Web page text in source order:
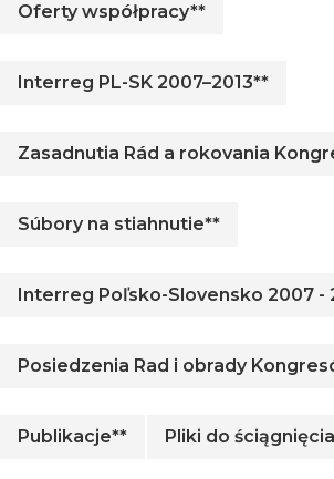
Oferty współpracy**
Interreg PL-SK 2007–2013**
Zasadnutia Rád a rokovania
Súbory na stiahnutie**
Interreg Poľsko-Slovensko 2007 -
Posiedzenia Rad i obrady
Publikacje** Pliki do